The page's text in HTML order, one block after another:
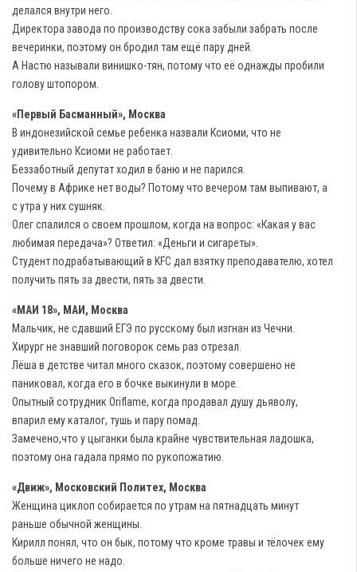
делался внутри него.
Директора завода по производству сока забыли забрать после
вечеринки, поэтому он бродил там ещё пару дней.
А Настю называли винишко-тян, потому что её однажды пробили
голову штопором.
«Первый Басманный», Москва
В индонезийской семье ребенка назвали Ксиоми, что не
удивительно Ксиоми не работает.
Беззаботный депутат ходил в баню и не парился.
Почему в Африке нет воды? Потому что вечером там выпивают, а
с утра у них сушняк.
Олег спалился о своем прошлом, когда на вопрос: «Какая у вас
любимая передача»? Ответил: «Деньги и сигареты».
Студент подрабатывающий в KFC дал взятку преподавателю, хотел
получить пять за двести, пять за двести.
«МАИ 18», МАИ, Москва
Мальчик, не сдавший ЕГЭ по русскому был изгнан из Чечни.
Хирург не знавший поговорок семь раз отрезал.
Лёша в детстве читал много сказок, поэтому совершено не
паниковал, когда его в бочке выкинули в море.
Опытный сотрудник Oriflame, когда продавал душу дьяволу,
впарил ему каталог, тушь и пару помад.
Замечено,что у цыганки была крайне чувствительная ладошка,
поэтому она гадала прямо по рукопожатию.
«Движ», Московский Политех, Москва
Женщина циклоп собирается по утрам на пятнадцать минут
раньше обычной женщины.
Кирилл понял, что он бык, потому что кроме травы и тёлочек ему
больше ничего не надо.